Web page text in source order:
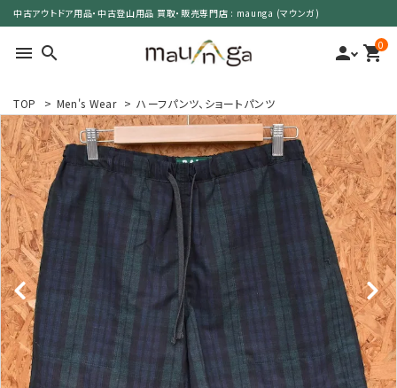
中古アウトドア用品・中古登山用品 買取・販売専門店 : maunga (マウンガ)
menu search person 0
shopping_cart
search
カテゴリーで選ぶ
サイズで選ぶ
特集で選ぶ
価格で選ぶ
買取案内
TOP > Men's Wear > ハーフパンツ、ショートパンツ